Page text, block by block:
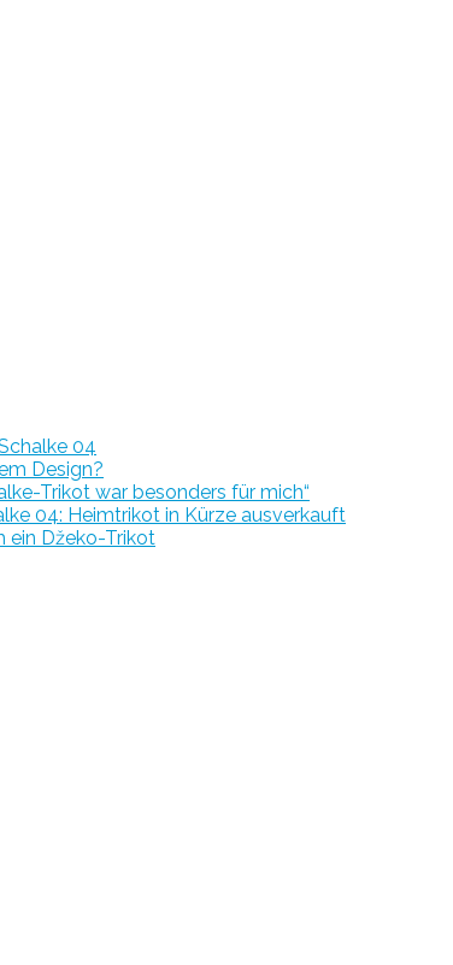
04
Design?
Trikot war besonders für mich“
04: Heimtrikot in Kürze ausverkauft
ein Džeko-Trikot